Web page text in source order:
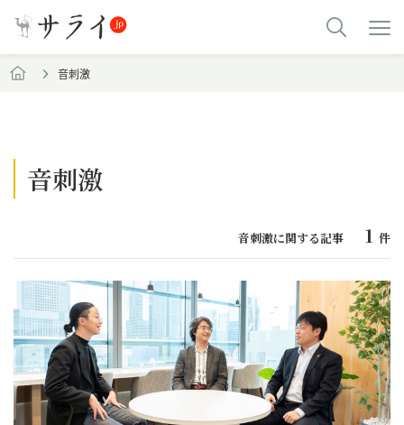
音刺激
音刺激
音刺激に関する記事 1 件